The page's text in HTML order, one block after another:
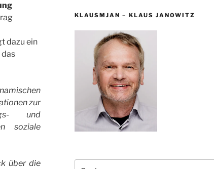
dazu ein
zur
und
soziale
über die
KLAUSMJAN – KLAUS JANOWITZ